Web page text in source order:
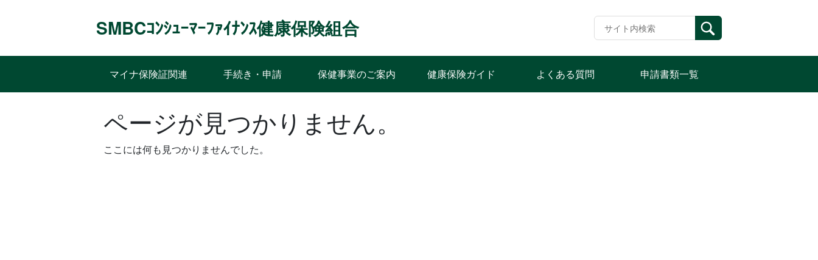
SMBCｺﾝｼｭｰﾏｰﾌｧｲﾅﾝｽ健康保険組合
マイナ保険証関連 手続き・申請 保健事業のご案内 健康保険ガイド よくある質問 申請書類一覧
ページが見つかりません。
ここには何も見つかりませんでした。